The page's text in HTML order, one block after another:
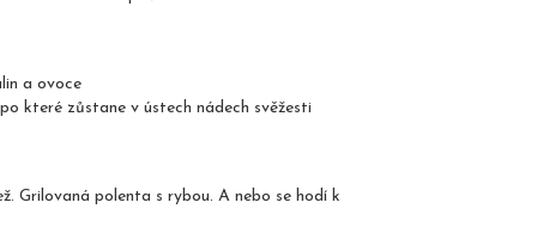
a ovoce
které zůstane v ústech nádech svěžesti
Grilovaná polenta s rybou. A nebo se hodí k